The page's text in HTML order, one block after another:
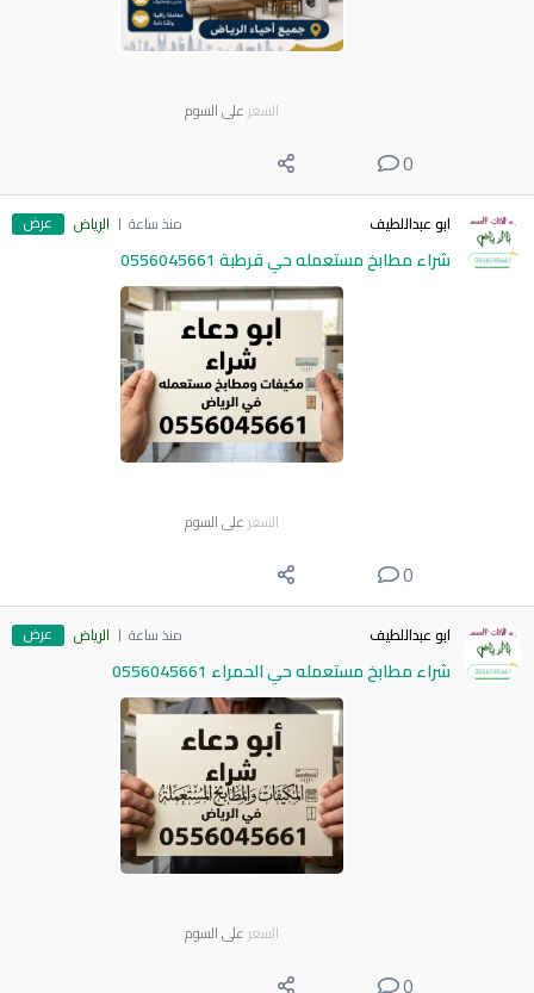
السعر على السوم
0
ابو عبداللطيف منذ ساعة الرياض عرض
شراء مطابخ مستعمله حي قرطبة 0556045661
السعر على السوم
0
ابو عبداللطيف منذ ساعة الرياض عرض
شراء مطابخ مستعمله حي الحمراء 0556045661
السعر على السوم
0